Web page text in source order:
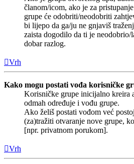
članom/icom, ako je za
grupe će odobriti/neodobriti
bi lijepo da ga/ju ne gnjaviš
zaista dogodilo da ti je neodobrio/
dobar razlog.
Vrh
Kako mogu postati vođa korisničke
Korisničke grupe inicijalno kreira
odmah određuje i vođu grupe.
Ako želiš postati vođom već
(za)tražiti otvaranje nove grupe,
[npr. privatnom porukom].
Vrh